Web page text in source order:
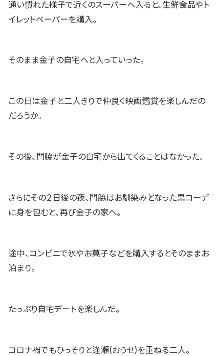
通い慣れた様子で近くのスーパーへ入ると、生鮮食品やト
イレットペーパーを購入。
そのまま金子の自宅へと入っていった。
この日は金子と二人きりで仲良く映画鑑賞を楽しんだの
だろうか。
その後、門脇が金子の自宅から出てくることはなかった。
さらにその２日後の夜、門脇はお馴染みとなった黒コーデ
に身を包むと、再び金子の家へ。
途中、コンビニで氷やお菓子などを購入するとそのままお
泊まり。
たっぷり自宅デートを楽しんだ。
コロナ禍でもひっそりと逢瀬(おうせ)を重ねる二人。